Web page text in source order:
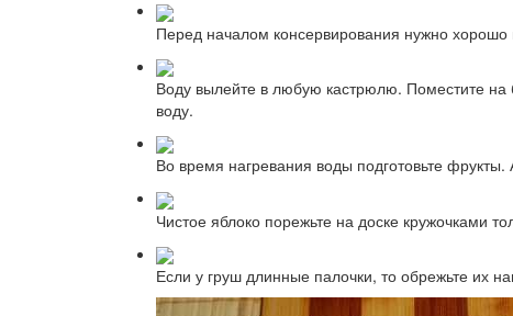
Перед началом консервирования нужно
Воду вылейте в любую кастрюлю. Поместите на
воду.
Во время нагревания воды подготовьте
Чистое яблоко порежьте на доске кружочками
Если у груш длинные палочки, то обрежьте их